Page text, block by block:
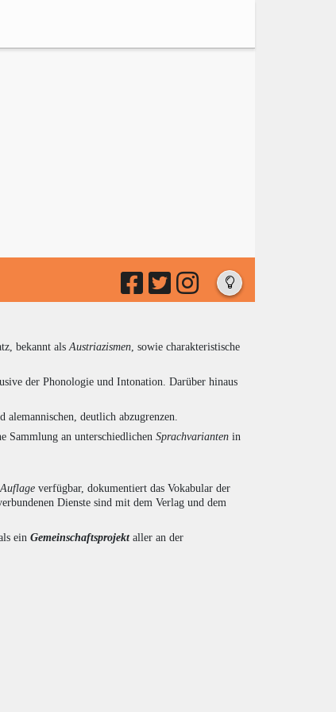
bekannt als Austriazismen , sowie charakteristische
der Phonologie und Intonation. Darüber hinaus
deutlich abzugrenzen.
Sammlung an unterschiedlichen Sprachvarianten in
verfügbar, dokumentiert das Vokabular der
Dienste sind mit dem Verlag und dem
ein Gemeinschaftsprojektaller an der